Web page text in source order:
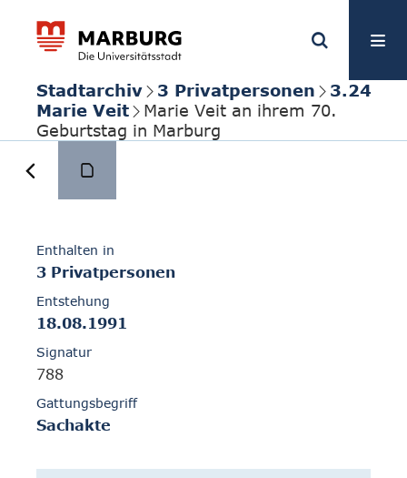
Stadtarchiv 3 Privatpersonen
3.24
Marie Veit
Marie Veit an ihrem 70.
Geburtstag in Marburg
Enthalten in
3 Privatpersonen
Entstehung
18.08.1991
Signatur
788
Gattungsbegriff
Sachakte